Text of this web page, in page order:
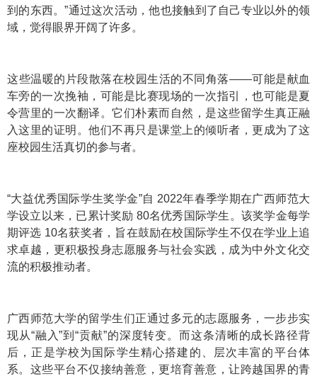
到的东西。”通过这次活动，他也接触到了自己专业以外的领
域，觉得眼界开阔了许多。
这些温暖的片段散落在校园生活的不同角落——可能是献血
车旁的一次挽袖，可能是比赛现场的一次指引，也可能是夏
令营里的一次翻译。它们朴素而自然，是这些留学生真正融
入这里的证明。他们不再只是课堂上的倾听者，更成为了这
座校园生活真切的参与者。
“大益优秀国际学生奖学金”自 2022年春季学期在广西师范大
学设立以来，已累计奖励 80名优秀国际学生。该奖学金每学
期评选 10名获奖者，旨在鼓励在校国际学生不仅在学业上追
求卓越，更积极投身志愿服务与社会实践，成为中外文化交
流的积极推动者。
广西师范大学的留学生们正通过多元的志愿服务，一步步实
现从“融入”到“贡献”的深度转变。而这条清晰的成长路径背
后，正是学校为国际学生精心搭建的、层次丰富的平台体
系。这些平台不仅接纳善意，更培育善意，让跨越国界的青